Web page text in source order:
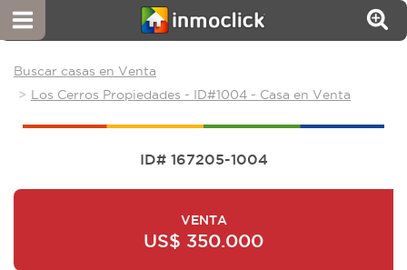
Buscar casas en Venta
Los Cerros Propiedades - ID#1004 - Casa en Venta
ID# 167205-1004
VENTA
US$ 350.000